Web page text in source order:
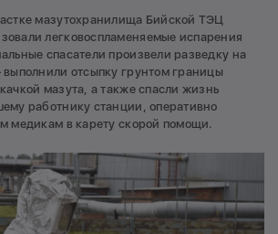
мазутохранилища Бийской ТЭЦ
легковоспламеняемые испарения
спасатели произвели разведку на
отсыпку грунтом границы
мазута, а также спасли жизнь
работнику станции, оперативно
медикам в карету скорой помощи.